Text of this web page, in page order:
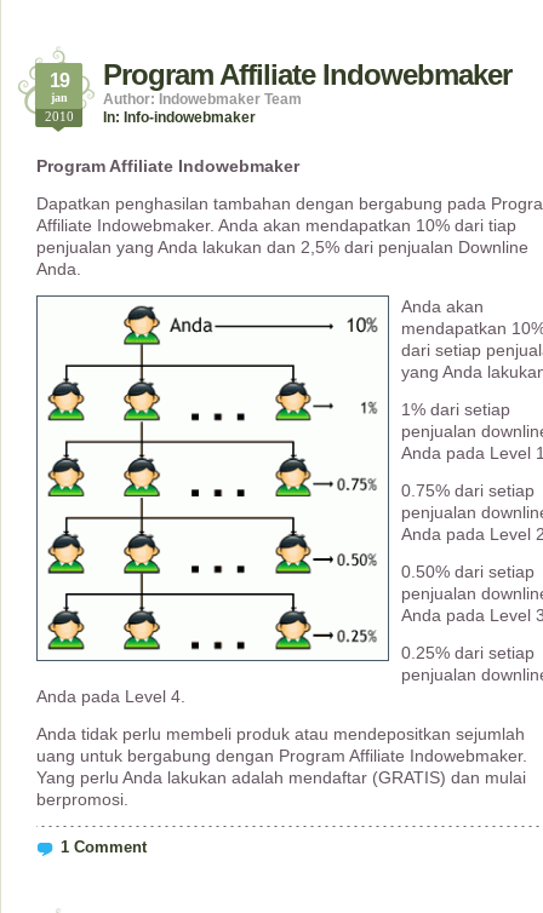
Program Affiliate Indowebmaker
19
jan
2010
Author: Indowebmaker Team
In: Info-indowebmaker
Program Affiliate Indowebmaker
Dapatkan penghasilan tambahan dengan bergabung pada
Affiliate Indowebmaker. Anda akan mendapatkan 10% dari tiap
penjualan yang Anda lakukan dan 2,5% dari penjualan Downline
Anda.
Anda akan
mendapatkan
dari setiap
yang Anda
1% dari setiap
penjualan
Anda pada Level
0.75% dari setiap
penjualan
Anda pada Level
0.50% dari setiap
penjualan
Anda pada Level
0.25% dari setiap
penjualan
Anda pada Level 4.
Anda tidak perlu membeli produk atau mendepositkan sejumlah
uang untuk bergabung dengan Program Affiliate Indowebmaker.
Yang perlu Anda lakukan adalah mendaftar (GRATIS) dan mulai
berpromosi.
1 Comment